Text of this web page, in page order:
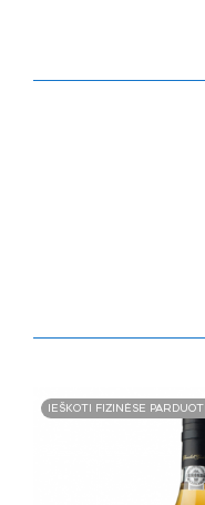
IEŠKOTI FIZINĖSE